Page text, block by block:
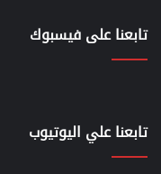
تابعنا على فيسبوك
تابعنا علي اليوتيوب